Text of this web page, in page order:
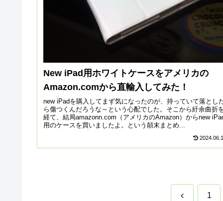
New iPad用ホワイトケースをアメリカの
Amazon.comから直輸入してみた！
new iPadを購入してまず気になったのが、持っていて落とし
ら傷つくんだろうな～という心配でした。そこから紆余曲折
経て、結局amazonn.com（アメリカのAmazon）からnew
用のケースを買いましたよ。という顛末まとめ...
前 1